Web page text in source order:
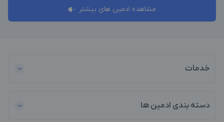
مشاهده ادمین های بیشتر
خدمات
دسته بندی ادمین ها